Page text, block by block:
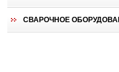
СВАРОЧНОЕ